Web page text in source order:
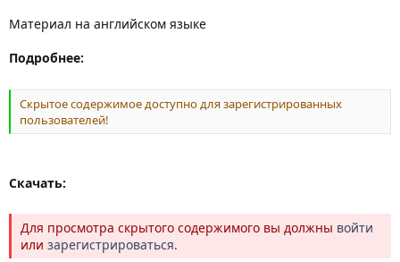
Материал на английском языке
Подробнее:
Скрытое содержимое доступно для зарегистрированных
пользователей!
Скачать:
Для просмотра скрытого содержимого вы должны войти
или зарегистрироваться.